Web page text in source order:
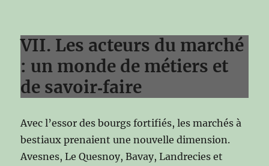
VII. Les acteurs du marché
: un monde de métiers et
de savoir‑faire
Avec l’essor des bourgs fortifiés, les marchés à
bestiaux prenaient une nouvelle dimension.
Avesnes, Le Quesnoy, Bavay, Landrecies et